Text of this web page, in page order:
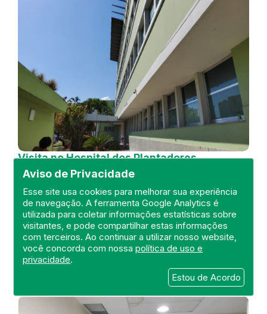
Aviso de Privacidade
Esse site usa cookies para melhorar sua experiência
de navegação. A ferramenta Google Analytics é
utilizada para coletar informações estatísticas sobre
visitantes, e pode compartilhar estas informações
com terceiros. Ao continuar a utilizar nosso website,
você concorda com nossapolítica de uso e
privacidade.
Estou de Acordo
Visita no Hospital dos Plantadores
de Cana
DEFIS
04 de July de 2024
FISCALIZAÇÃO
RIO DE JANEIRO
HOSPITAL GERAL
ATO MÉDICO
REGIÃO NORTE